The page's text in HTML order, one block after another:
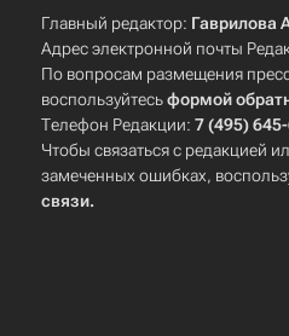
Главный редактор: Гаврилова
Адрес электронной почты
По вопросам размещения
воспользуйтесьформой
Телефон Редакции:7 (495)
Чтобы связаться с редакцией
замеченных ошибках,
связи.